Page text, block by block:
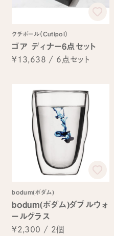
クチポール（Cutipol）
ゴア ディナー6点セット
¥13,638 / 6点セット
bodum(ボダム)
bodum(ボダム)ダブルウォ
ールグラス
¥2,300 / 2個